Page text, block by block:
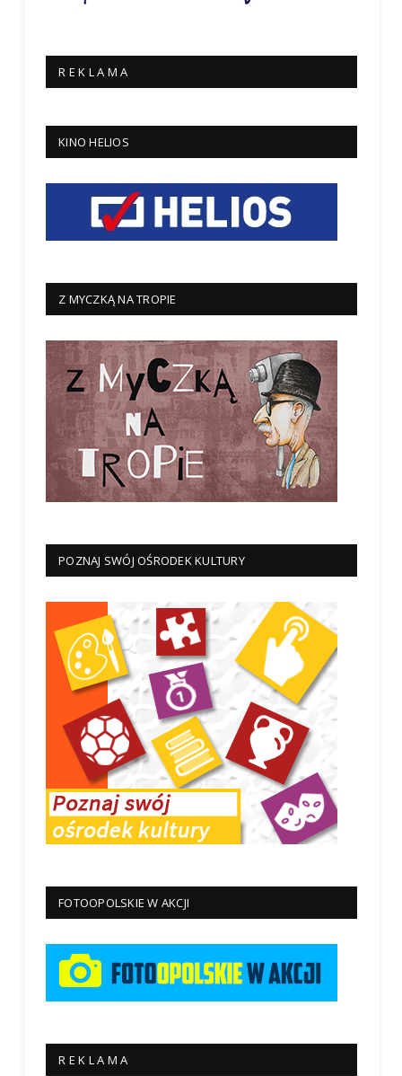
R E K L A M A
KINO HELIOS
Z MYCZKĄ NA TROPIE
POZNAJ SWÓJ OŚRODEK KULTURY
FOTOOPOLSKIE W AKCJI
R E K L A M A